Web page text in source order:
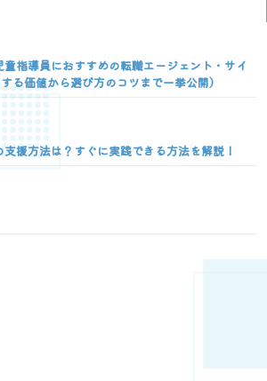
指導員におすすめの転職エージェント・サイ
る価値から選び方のコツまで一挙公開）
援方法は？すぐに実践できる方法を解説！